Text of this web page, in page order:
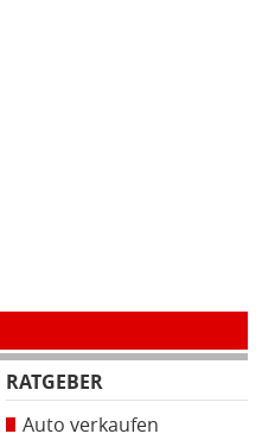
RATGEBER
Auto verkaufen